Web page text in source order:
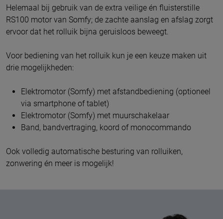
Helemaal bij gebruik van de extra veilige én fluisterstille
RS100 motor van Somfy; de zachte aanslag en afslag zorgt
ervoor dat het rolluik bijna geruisloos beweegt.
Voor bediening van het rolluik kun je een keuze maken uit
drie mogelijkheden:
Elektromotor (Somfy) met afstandbediening (optioneel
via smartphone of tablet)
Elektromotor (Somfy) met muurschakelaar
Band, bandvertraging, koord of monocommando
Ook volledig automatische besturing van rolluiken,
zonwering én meer is mogelijk!